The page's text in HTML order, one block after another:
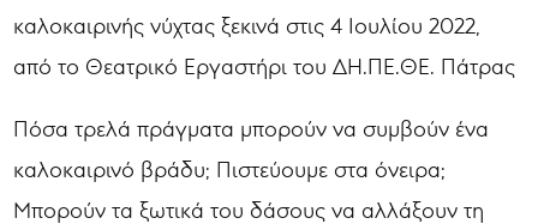
καλοκαιρινής νύχτας ξεκινά στις 4 Ιουλίου 2022,
από το Θεατρικό Εργαστήρι του ΔΗ.ΠΕ.ΘΕ. Πάτρας
Πόσα τρελά πράγματα μπορούν να συμβούν ένα
καλοκαιρινό βράδυ; Πιστεύουμε στα όνειρα;
Μπορούν τα ξωτικά του δάσους να αλλάξουν τη